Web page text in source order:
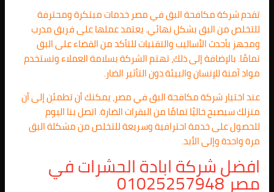
تقدم شركة مكافحة البق في مصر خدمات مبتكرة ومحترفة
للتخلص من البق بشكل نهائي. يعتمد عملها على فريق مدرب
ومجهز بأحدث الأساليب والتقنيات للتأكد من القضاء على البق
تمامًا. بالإضافة إلى ذلك، تهتم الشركة بسلامة العملاء وتستخدم
مواد آمنة للإنسان والبيئة دون التأثير الضار.
عند اختيار شركة مكافحة البق في مصر، يمكنك أن تطمئن إلى أن
منزلك سيصبح خاليًا تمامًا من البقرات الضارة. اتصل بنا اليوم
للحصول على خدمة احترافية وسريعة للتخلص من مشكلة البق
مرة واحدة وإلى الأبد.
افضل شركة ابادة الحشرات في
مصر 01025257948